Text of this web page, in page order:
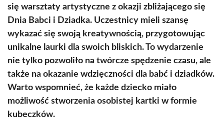
się warsztaty artystyczne z okazji zbliżającego się
Dnia Babci i Dziadka. Uczestnicy mieli szansę
wykazać się swoją kreatywnością, przygotowując
unikalne laurki dla swoich bliskich. To wydarzenie
nie tylko pozwoliło na twórcze spędzenie czasu, ale
także na okazanie wdzięczności dla babć i dziadków.
Warto wspomnieć, że każde dziecko miało
możliwość stworzenia osobistej kartki w formie
kubeczków.